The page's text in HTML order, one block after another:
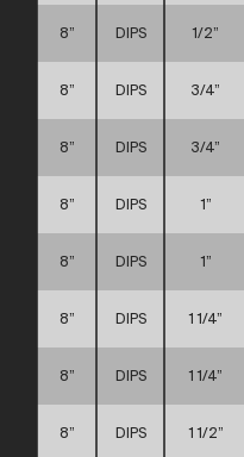
8” DIPS 1/2”
8” DIPS 3/4”
8” DIPS 3/4”
8” DIPS 1”
8” DIPS 1”
8” DIPS 1 1/4”
8” DIPS 1 1/4”
8” DIPS 1 1/2”